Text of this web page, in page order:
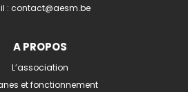
: contact@aesm.be
A PROPOS
L’association
et fonctionnement